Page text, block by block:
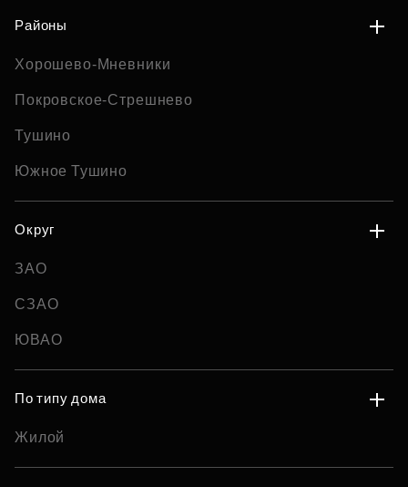
Районы
Хорошево-Мневники
Покровское-Стрешнево
Тушино
Южное Тушино
Округ
ЗАО
СЗАО
ЮВАО
По типу дома
Жилой